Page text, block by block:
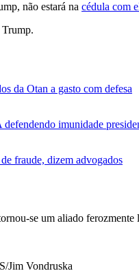
não estará na cédula com
Trump.
da Otan a gasto com defesa
imunidade
fraude, dizem advogados
se um aliado